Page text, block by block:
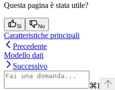
Questa pagina è stata utile?
Si No
Caratteristiche principali
Precedente
Modello dati
Successivo
⌘I